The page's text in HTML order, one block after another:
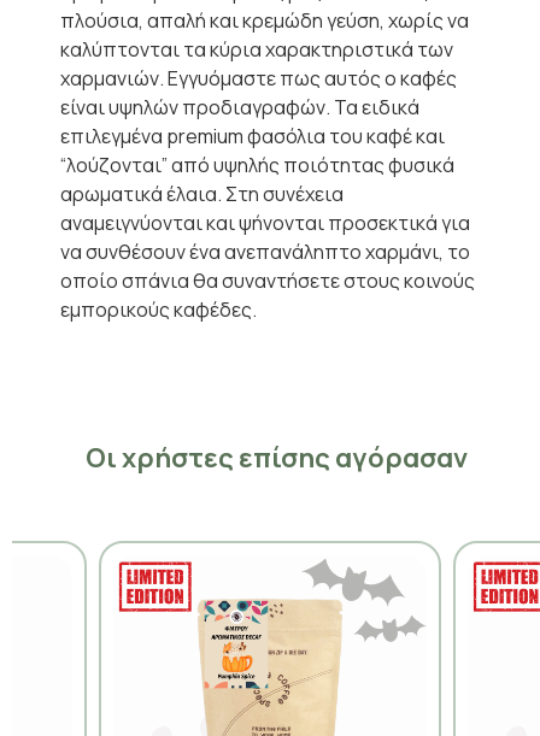
πλούσια, απαλή και κρεμώδη γεύση, χωρίς να
καλύπτονται τα κύρια χαρακτηριστικά των
χαρμανιών. Εγγυόμαστε πως αυτός ο καφές
είναι υψηλών προδιαγραφών. Τα ειδικά
επιλεγμένα premium φασόλια του καφέ και
“λούζονται” από υψηλής ποιότητας φυσικά
αρωματικά έλαια. Στη συνέχεια
αναμειγνύονται και ψήνονται προσεκτικά για
να συνθέσουν ένα ανεπανάληπτο χαρμάνι, το
οποίο σπάνια θα συναντήσετε στους κοινούς
εμπορικούς καφέδες.
Οι χρήστες επίσης αγόρασαν